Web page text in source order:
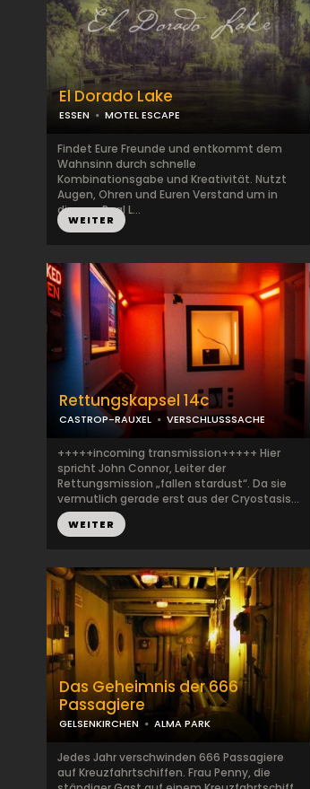
El Dorado Lake
ESSEN MOTEL ESCAPE
Findet Eure Freunde und entkommt dem
Wahnsinn durch schnelle
Kombinationsgabe und Kreativität. Nutzt
Augen, Ohren und Euren Verstand um in
diesem Real L...
WEITER
Rettungskapsel 14c
CASTROP-RAUXEL VERSCHLUSSSACHE
+++++incoming transmission+++++ Hier
spricht John Connor, Leiter der
Rettungsmission „fallen stardust“. Da sie
vermutlich gerade erst aus der Cryostasis...
WEITER
Das Geheimnis der 666
Passagiere
GELSENKIRCHEN ALMA PARK
Jedes Jahr verschwinden 666 Passagiere
auf Kreuzfahrtschiffen. Frau Penny, die